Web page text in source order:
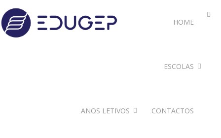
HOME
ESCOLAS
ANOS LETIVOS CONTACTOS